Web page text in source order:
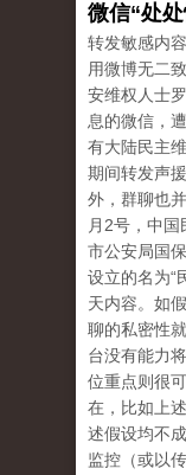
微信“处
转发敏感内
用微博无二
安维权人士
息的微信，
有大陆民主
期间转发声
外，群聊也
月2号，中
市公安局国
设立的名为“
天内容。如
聊的私密性
台没有能力
位重点则很
在，比如上
述假设均不
监控（或以